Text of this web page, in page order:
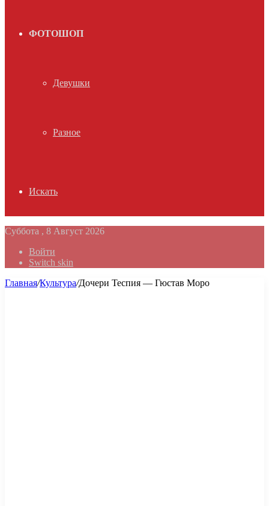
ФОТОШОП
Девушки
Разное
Искать
Суббота , 8 Август 2026
Войти
Switch skin
Главная/Культура/Дочери Теспия — Гюстав Моро